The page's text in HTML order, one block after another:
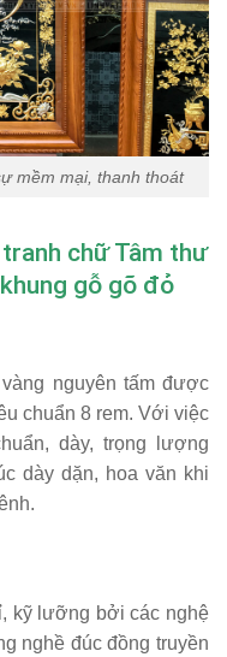
mềm mại, thanh thoát
chữ Tâm thư
gỗ gõ đỏ
nguyên tấm được
chuẩn 8 rem. Với việc
dày, trọng lượng
dày dặn, hoa văn khi
kỹ lưỡng bởi các nghệ
nghề đúc đồng truyền